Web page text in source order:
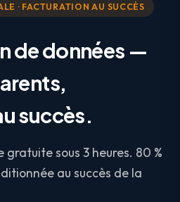
· FACTURATION AU SUCCÈS
de données —
,
succès.
sous 3 heures. 80 %
au succès de la